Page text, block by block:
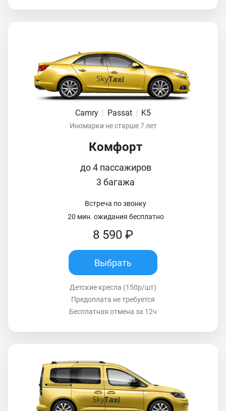
Camry Passat K5
Иномарки не старше 7 лет
Комфорт
до 4 пассажиров
3 багажа
Встреча по звонку
20 мин. ожидания бесплатно
8 590 ₽
Выбрать
Детские кресла (150р/шт)
Предоплата не требуется
Бесплатная отмена за 12ч